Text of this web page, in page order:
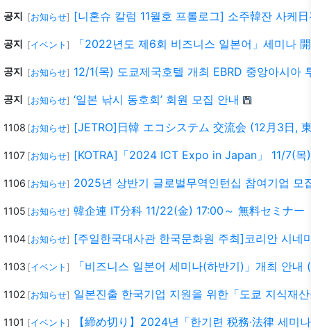
공지 [お知らせ] [니혼슈 칼럼 11월호 프롤로그] 소주韓잔 사케
공지 [イベント ] 「2022년도 제6회 비즈니스 일본어」세미나
공지 [お知らせ] 12/1(목) 도쿄제국호텔 개최 EBRD 중앙아시아
공지 [お知らせ] ‘일본 낚시 동호회’ 회원 모집 안내
1108 [お知らせ] [JETRO]日韓 エコシステム 交流会 (12月3日,
1107 [お知らせ] [KOTRA]「2024 ICT Expo in Japan」 11/7(목
1106 [お知らせ] 2025년 상반기 글로벌무역인턴십 참여기업 모
1105 [お知らせ] 韓企連 IT分科 11/22(金) 17:00～ 無料セミナ
1104 [お知らせ] [주일한국대사관 한국문화원 주최]코리안 시네
1103 [イベント ] 「비즈니스 일본어 세미나(하반기)」개최 안내
1102 [お知らせ] 일본진출 한국기업 지원을 위한「도쿄 지식재
1101 [イベント ] 【締め切り】2024년「한기련 税務·法律 세미